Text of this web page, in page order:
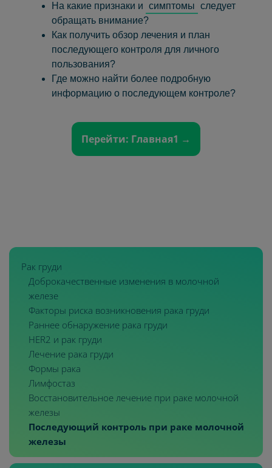
На какие признаки и симптомы следует
обращать внимание?
Как получить обзор лечения и план
последующего контроля для личного
пользования?
Где можно найти более подробную
информацию о последующем контроле?
Перейти: Главная1 →
Рак груди
Доброкачественные изменения в молочной
железе
Факторы риска возникновения рака груди
Раннее обнаружение рака груди
HER2 и рак груди
Лечение рака груди
Формы рака
Лимфостаз
Восстановительное лечение при раке молочной
железы
Последующий контроль при раке молочной
железы